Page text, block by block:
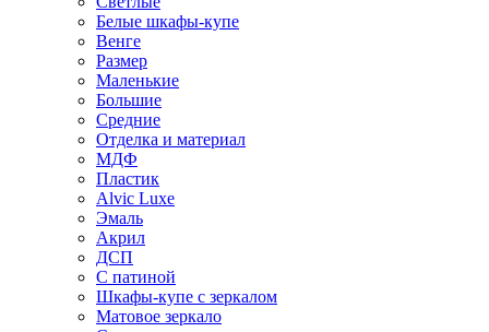
Белые шкафы-купе
Венге
Размер
Маленькие
Большие
Средние
Отделка и материал
МДФ
Пластик
Alvic Luxe
Эмаль
Акрил
ДСП
С патиной
Шкафы-купе с зеркалом
Матовое зеркало